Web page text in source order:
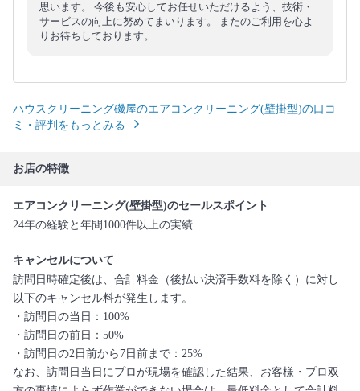
思います。 今後も安心してお任せいただけるよう、技術・
サービスの向上に努めてまいります。 またのご利用を心よ
りお待ちしております。
ハウスクリーニング磯屋のエアコンクリーニング(壁掛型)の口コ
ミ・評判をもっとみる
お店の特徴
エアコンクリーニング(壁掛型)のセールスポイント
24年の経験と年間1000件以上の実績
キャンセルについて
訪問日時確定後は、合計料金（後払い決済手数料を除く）に対し
以下のキャンセル料が発生します。
・訪問日の当日：100%
・訪問日の前日：50%
・訪問日の2日前から7日前まで：25%
なお、訪問日当日にプロが現場を確認した結果、お客様・プロ双